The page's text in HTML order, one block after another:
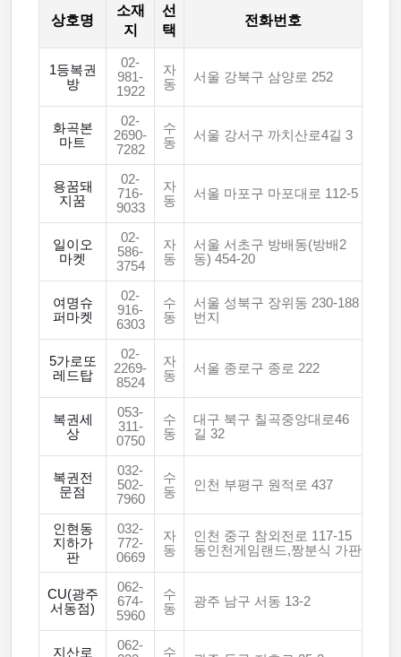
상호명
소재
지
선
택
전화번호
1등복권
방
02-
981-
1922
자
동
서울 강북구 삼양로 252
화곡본
마트
02-
2690-
7282
수
동
서울 강서구 까치산로4길 3
용꿈돼
지꿈
02-
716-
9033
자
동
서울 마포구 마포대로 112-5
일이오
마켓
02-
586-
3754
자
동
서울 서초구 방배동(방배2
동) 454-20
여명슈
퍼마켓
02-
916-
6303
수
동
서울 성북구 장위동 230-188
번지
5가로또
레드탑
02-
2269-
8524
자
동
서울 종로구 종로 222
복권세
상
053-
311-
0750
수
동
대구 북구 칠곡중앙대로46
길 32
복권전
문점
032-
502-
7960
수
동
인천 부평구 원적로 437
인현동
지하가
판
032-
772-
0669
자
동
인천 중구 참외전로 117-15
동인천게임랜드,짱분식 가판
CU(광주
서동점)
062-
674-
5960
수
동
광주 남구 서동 13-2
지산로
062-
수